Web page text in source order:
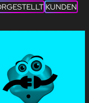
KUNDEN